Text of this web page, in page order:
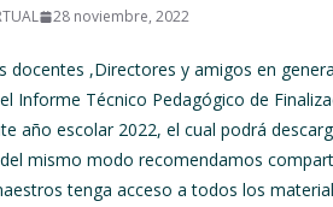
28 noviembre, 2022
docentes ,Directores y amigos en
Informe Técnico Pedagógico de
año escolar 2022, el cual podrá
mismo modo recomendamos
tenga acceso a todos los